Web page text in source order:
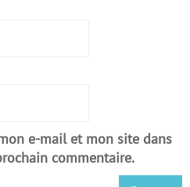
e-mail et mon site dans
commentaire.